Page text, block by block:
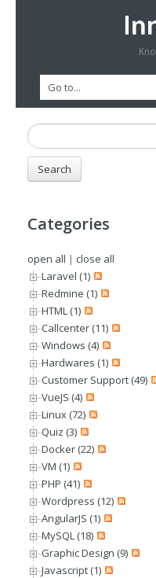
Categories
open all | close all
Laravel (1)
Redmine (1)
HTML (1)
Callcenter (11)
Windows (4)
Hardwares (1)
Customer Support (49)
VueJS (4)
Linux (72)
Quiz (3)
Docker (22)
VM (1)
PHP (41)
Wordpress (12)
AngularJS (1)
MySQL (18)
Graphic Design (9)
Javascript (1)